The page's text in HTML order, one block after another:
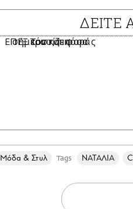
ΔΕΙΤΕ
Μόδα & Στυλ Tags ΝΑΤΑΛΙΑ